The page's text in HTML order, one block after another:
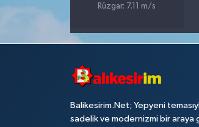
Rüzgar: 7.11 m/s
Balikesirim.Net; Yepyeni
sadelik ve modernizmi bir